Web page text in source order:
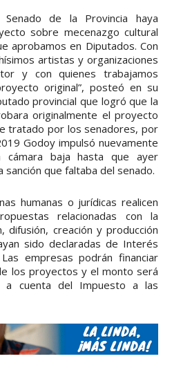
de la Provincia haya
sobre mecenazgo cultural
aprobamos en Diputados. Con
artistas y organizaciones
y con quienes trabajamos
original”, posteó en su
provincial que logró que la
originalmente el proyecto
tratado por los senadores, por
Godoy impulsó nuevamente
cámara baja hasta que ayer
que faltaba del senado.
humanas o jurídicas realicen
relacionadas con la
difusión, creación y producción
sido declaradas de Interés
empresas podrán financiar
los proyectos y el monto será
a cuenta del Impuesto a las